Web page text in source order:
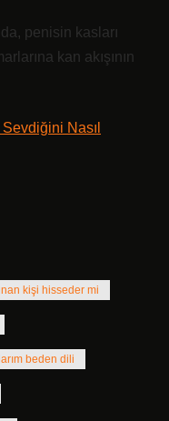
penisin kasları
kan akışının
Nasıl
kişi hisseder mi
beden dili